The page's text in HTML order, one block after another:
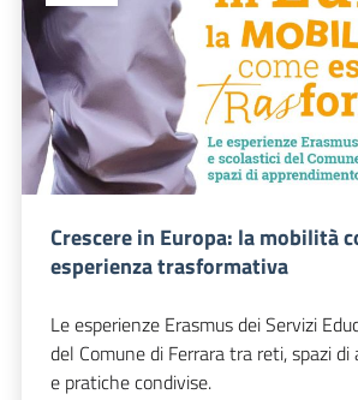
Crescere in Europa: la mobilità
esperienza trasformativa
Le esperienze Erasmus dei Servizi
del Comune di Ferrara tra reti, spazi
e pratiche condivise.